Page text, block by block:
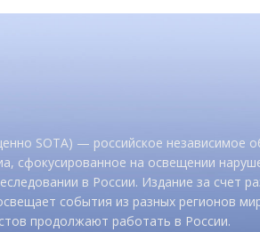
SOTA) — российское независимое
сфокусированное на освещении
в России. Издание за счет
события из разных регионов
продолжают работать в России.